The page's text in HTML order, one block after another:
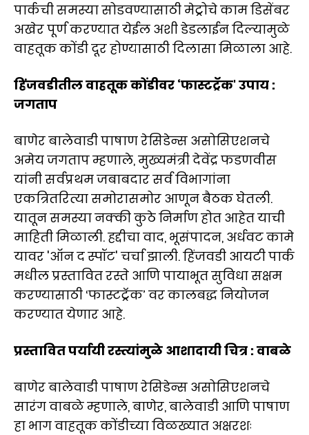
पार्कची समस्या सोडवण्यासाठी मेट्रोचे काम डिसेंबर
अखेर पूर्ण करण्यात येईल अशी डेडलाईन दिल्यामुळे
वाहतूक कोंडी दूर होण्यासाठी दिलासा मिळाला आहे.
हिंजवडीतील वाहतूक कोंडीवर ‘फास्टट्रॅक' उपाय :
जगताप
बाणेर बालेवाडी पाषाण रेसिडेन्स असोसिएशनचे
अमेय जगताप म्हणाले, मुख्यमंत्री देवेंद्र फडणवीस
यांनी सर्वप्रथम जबाबदार सर्व विभागांना
एकत्रितरित्या समोरासमोर आणून बैठक घेतली.
यातून समस्या नक्की कुठे निर्माण होत आहेत याची
माहिती मिळाली. हद्दीचा वाद, भूसंपादन, अर्धवट कामे
यावर 'ऑन द स्पॉट' चर्चा झाली. हिंजवडी आयटी पार्क
मधील प्रस्तावित रस्ते आणि पायाभूत सुविधा सक्षम
करण्यासाठी ‘फास्टट्रॅक’ वर कालबद्ध नियोजन
करण्यात येणार आहे.
प्रस्तावित पर्यायी रस्त्यांमुळे आशादायी चित्र : वाबळे
बाणेर बालेवाडी पाषाण रेसिडेन्स असोसिएशनचे
सारंग वाबळे म्हणाले, बाणेर, बालेवाडी आणि पाषाण
हा भाग वाहतूक कोंडीच्या विळख्यात अक्षरशः